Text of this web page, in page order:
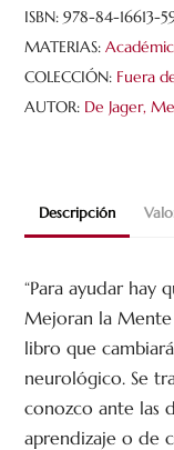
ISBN:978-84-16613-
MATERIAS:
COLECCIÓN: Fuera
AUTOR: De Jager,
Descripción
“Para ayudar hay
Mejoran la
libro que
neurológico. Se
conozco ante las
aprendizaje o de